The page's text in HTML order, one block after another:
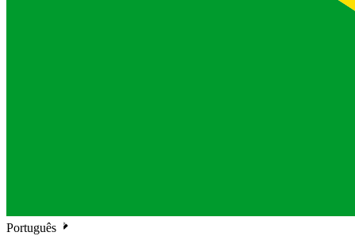
Português